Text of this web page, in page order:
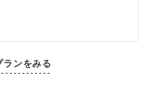
ランをみる